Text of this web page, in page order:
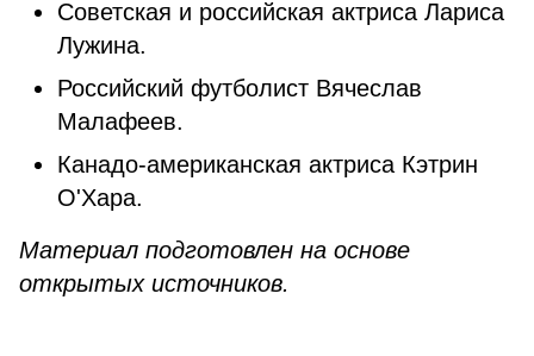
Советская и российская актриса Лариса
Лужина.
Российский футболист Вячеслав
Малафеев.
Канадо-американская актриса Кэтрин
О'Хара.
Материал подготовлен на основе
открытых источников.